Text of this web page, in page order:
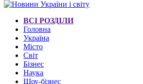
ВСІ РОЗДІЛИ
Головна
Україна
Місто
Світ
Бізнес
Наука
Шоу-бізнес